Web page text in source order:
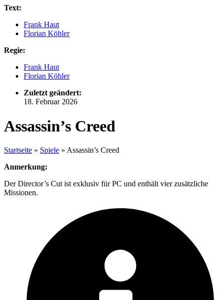
Text:
Frank Haut
Florian Köhler
Regie:
Frank Haut
Florian Köhler
Zuletzt geändert:
18. Februar 2026
Assassin’s Creed
Startseite » Spiele » Assassin’s Creed
Anmerkung:
Der Director’s Cut ist exklusiv für PC und enthält vier zusätzliche
Missionen.